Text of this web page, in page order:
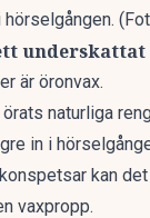
är öronvax.
örats naturliga
in i
kan
vaxpropp.